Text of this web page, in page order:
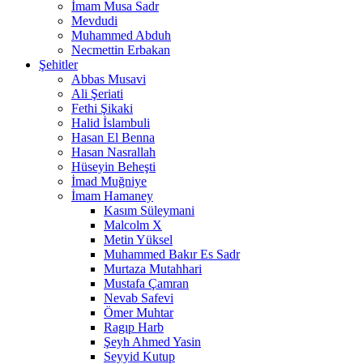
İmam Musa Sadr
Mevdudi
Muhammed Abduh
Necmettin Erbakan
Şehitler
Abbas Musavi
Ali Şeriati
Fethi Şikaki
Halid İslambuli
Hasan El Benna
Hasan Nasrallah
Hüseyin Beheşti
İmad Muğniye
İmam Hamaney
Kasım Süleymani
Malcolm X
Metin Yüksel
Muhammed Bakır Es Sadr
Murtaza Mutahhari
Mustafa Çamran
Nevab Safevi
Ömer Muhtar
Ragıp Harb
Şeyh Ahmed Yasin
Seyyid Kutup